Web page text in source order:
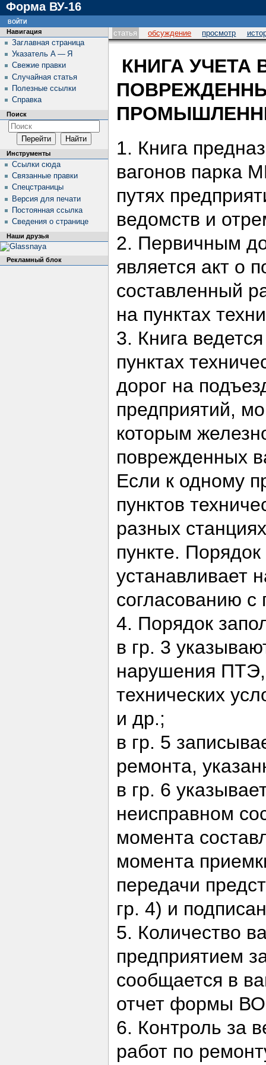
Форма ВУ-16
статья обсуждение просмотр
КНИГА УЧЕТА
1. Книга
вагонов парка
путях
ведомств и
2. Первичным
является акт о
составленный
на пунктах
3. Книга
пунктах
дорог на
предприятий,
которым
поврежденных
Если к одному
пунктов
разных
пункте.
устанавливает
согласованию
4. Порядок
в гр. 3
нарушения
технических
и др.;
в гр. 5
ремонта,
в гр. 6
неисправном
момента
момента
передачи
гр. 4) и
5. Количество
предприятием
сообщается в
отчет формы
6. Контроль за
работ по
Навигация
Заглавная страница
Указатель А — Я
Свежие правки
Случайная статья
Полезные ссылки
Справка
Поиск
Инструменты
Ссылки сюда
Связанные правки
Спецстраницы
Версия для печати
Постоянная ссылка
Сведения о странице
Наши друзья
Рекламный блок
войти